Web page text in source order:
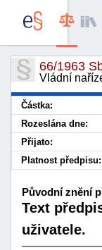
66/1963
Vládní
Částka:
Rozeslána dne:
Přijato:
Platnost předpisu:
Původní znění
Text
uživatele.